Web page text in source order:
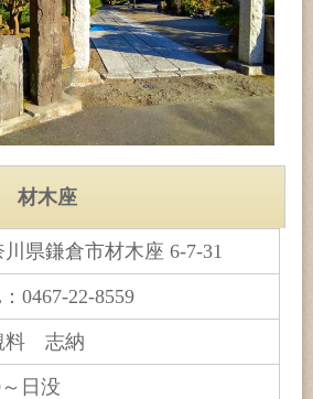
材木座
川県鎌倉市材木座 6-7-31
0467-22-8559
料 志納
日没